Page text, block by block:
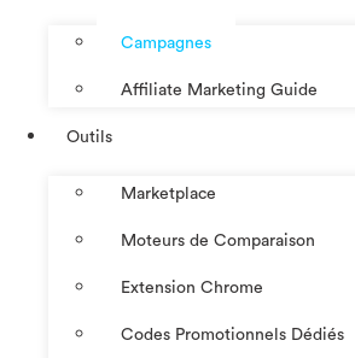
Campagnes
Affiliate Marketing Guide
Outils
Marketplace
Moteurs de Comparaison
Extension Chrome
Codes Promotionnels Dédiés